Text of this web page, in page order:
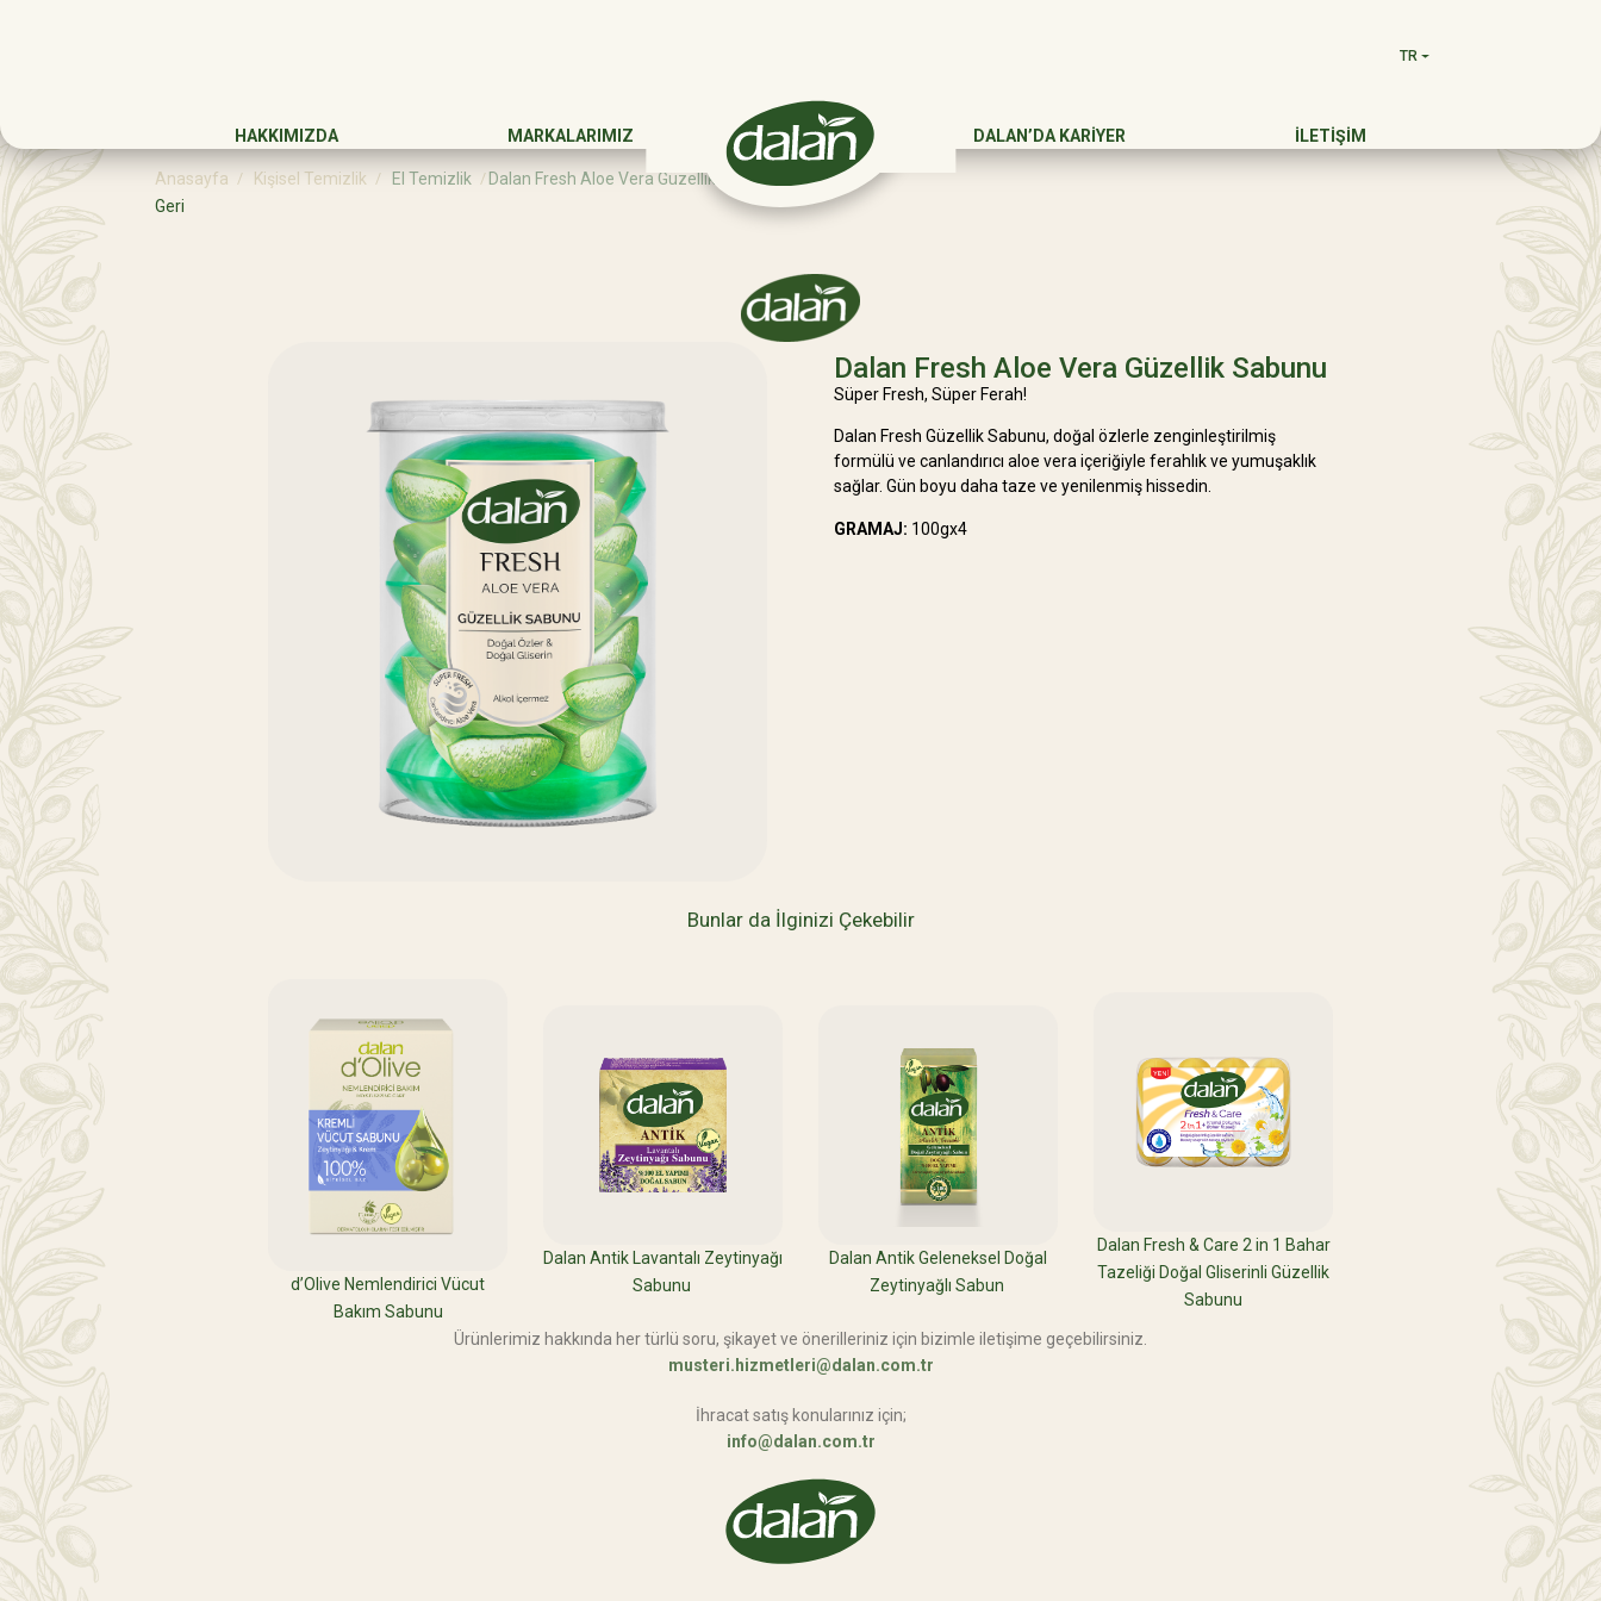
TR
HAKKIMIZDA MARKALARIMIZ DALAN’DA KARİYER İLETİŞİM
Anasayfa Kişisel Temizlik El Temizlik
Dalan Fresh Aloe Vera Güzellik Sabunu
Geri
Dalan Fresh Aloe Vera Güzellik Sabunu
Süper Fresh, Süper Ferah!
Dalan Fresh Güzellik Sabunu, doğal özlerle zenginleştirilmiş
formülü ve canlandırıcı aloe vera içeriğiyle ferahlık ve yumuşaklık
sağlar. Gün boyu daha taze ve yenilenmiş hissedin.
GRAMAJ: 100gx4
Bunlar da İlginizi Çekebilir
d’Olive Nemlendirici Vücut
Bakım Sabunu
Dalan Antik Lavantalı Zeytinyağı
Sabunu
Dalan Antik Geleneksel Doğal
Zeytinyağlı Sabun
Dalan Fresh & Care 2 in 1 Bahar
Tazeliği Doğal Gliserinli Güzellik
Sabunu
Ürünlerimiz hakkında her türlü soru, şikayet ve önerilleriniz için bizimle iletişime geçebilirsiniz.
musteri.hizmetleri@dalan.com.tr
İhracat satış konularınız için;
info@dalan.com.tr